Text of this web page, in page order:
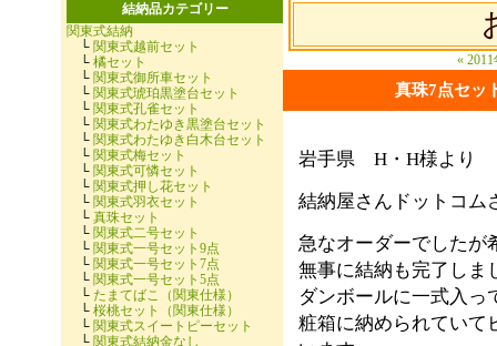
«
真珠7点セッ
岩手県 H・H様より
結納屋さんドットコム
急なオーダーでしたが
無事に結納も完了しま
ダンボールに一式入っ
粧箱に納められていて
結納品カテゴリー
関東式結納
└ 関東式越前セット
└ 橘セット
└ 関東式御所車セット
└ 関東式琥珀黒塗台セット
└ 関東式孔雀セット
└ 関東式わたゆき黒塗台セット
└ 関東式わたゆき白木台セット
└ 関東式梅セット
└ 関東式可憐セット
└ 関東式押し花セット
└ 関東式羽衣セット
└ 真珠セット
└ 関東式二号セット
└ 関東式一号セット9点
└ 関東式一号セット7点
└ 関東式一号セット5点
└ たまてばこ（関東仕様）
└ 桜桃セット（関東仕様）
└ 関東式スイートピーセット
└ 関東式結納金なし